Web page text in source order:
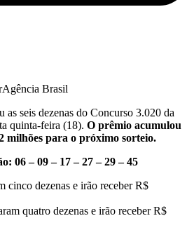
Brasil
as seis dezenas do Concurso 3.020 da
quinta-feira (18). O prêmio acumulou
milhões para o próximo sorteio.
06 – 09 – 17 – 27 – 29 – 45
cinco dezenas e irão receber R$
quatro dezenas e irão receber R$